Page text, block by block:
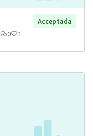
Acceptada
0 1